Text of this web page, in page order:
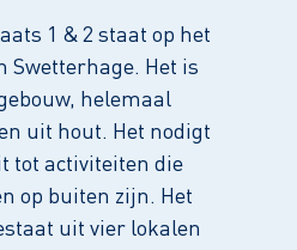
1 & 2 staat op het
Swetterhage. Het is
helemaal
uit hout. Het nodigt
tot activiteiten die
op buiten zijn. Het
uit vier lokalen